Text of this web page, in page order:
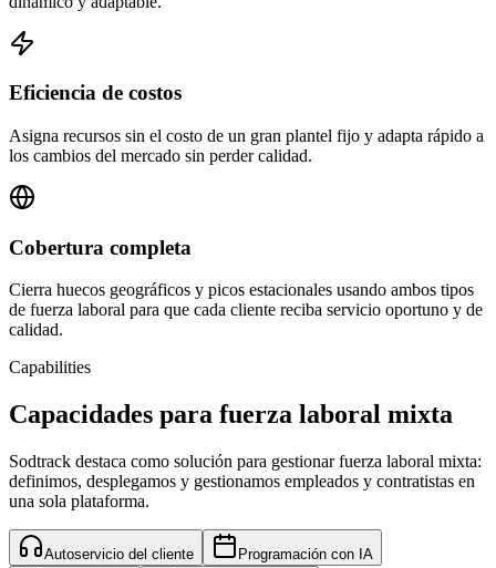
Eficiencia de costos
Asigna recursos sin el costo de un gran plantel fijo y adapta rápido a
los cambios del mercado sin perder calidad.
Cobertura completa
Cierra huecos geográficos y picos estacionales usando ambos tipos
de fuerza laboral para que cada cliente reciba servicio oportuno y de
calidad.
Capabilities
Capacidades para fuerza laboral mixta
Sodtrack destaca como solución para gestionar fuerza laboral mixta:
definimos, desplegamos y gestionamos empleados y contratistas en
una sola plataforma.
Autoservicio del cliente Programación con IA